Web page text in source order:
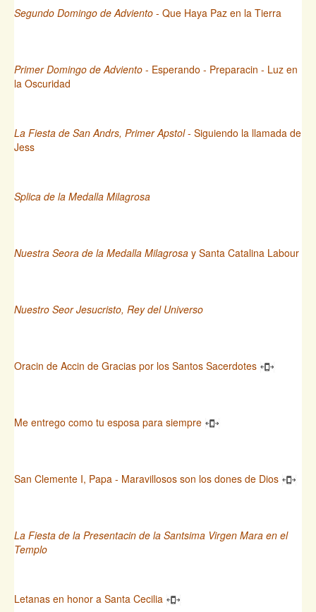
Segundo Domingo de Adviento - Que Haya Paz en la Tierra
Primer Domingo de Adviento - Esperando - Preparacin - Luz en
la Oscuridad
La Fiesta de San Andrs, Primer Apstol- Siguiendo la llamada de
Jess
Splica de la Medalla Milagrosa
Nuestra Seora de la Medalla Milagrosa y Santa Catalina Labour
Nuestro Seor Jesucristo, Rey del Universo
Oracin de Accin de Gracias por los Santos Sacerdotes
Me entrego como tu esposa para siempre
San Clemente I, Papa - Maravillosos son los dones de Dios
La Fiesta de la Presentacin de la Santsima Virgen Mara en el
Templo
Letanas en honor a Santa Cecilia